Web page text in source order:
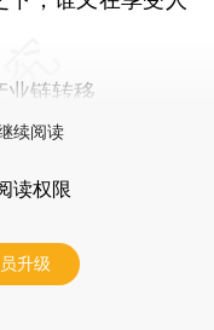
业链转移
续阅读
读权限
升级